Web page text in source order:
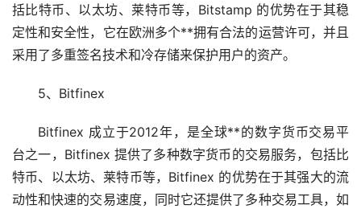
括比特币、以太坊、莱特币等，Bitstamp 的优势在于其稳
定性和安全性，它在欧洲多个**拥有合法的运营许可，并且
采用了多重签名技术和冷存储来保护用户的资产。
5、Bitfinex
Bitfinex 成立于2012年，是全球**的数字货币交易平
台之一，Bitfinex 提供了多种数字货币的交易服务，包括比
特币、以太坊、莱特币等，Bitfinex 的优势在于其强大的流
动性和快速的交易速度，同时它还提供了多种交易工具，如